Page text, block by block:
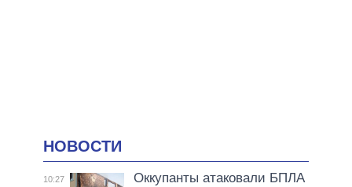
НОВОСТИ
10:27
Оккупанты атаковали БПЛА